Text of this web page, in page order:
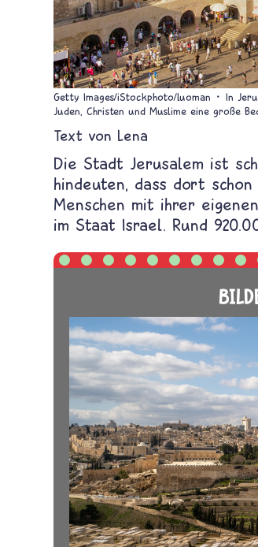
Getty Images/iStockphoto/luoman
In
Juden, Christen und Muslime eine große
Text von Lena
Die Stadt Jerusalem ist
hindeuten, dass dort
Menschen mit ihrer
im Staat Israel. Rund